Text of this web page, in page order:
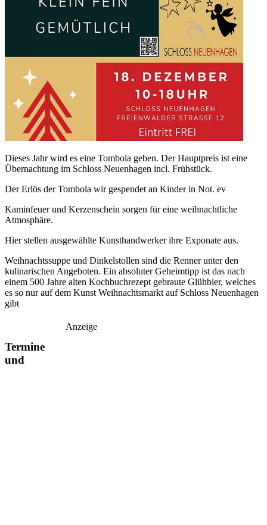
Dieses Jahr wird es eine Tombola geben. Der Hauptpreis ist eine
Übernachtung im Schloss Neuenhagen incl. Frühstück.
Der Erlös der Tombola wir gespendet an Kinder in Not. ev
Kaminfeuer und Kerzenschein sorgen für eine weihnachtliche
Atmosphäre.
Hier stellen ausgewählte Kunsthandwerker ihre Exponate aus.
Weihnachtssuppe und Dinkelstollen sind die Renner unter den
kulinarischen Angeboten. Ein absoluter Geheimtipp ist das nach
einem 500 Jahre alten Kochbuchrezept gebraute Glühbier, welches
es so nur auf dem Kunst Weihnachtsmarkt auf Schloss Neuenhagen
gibt
Anzeige
Termine
und